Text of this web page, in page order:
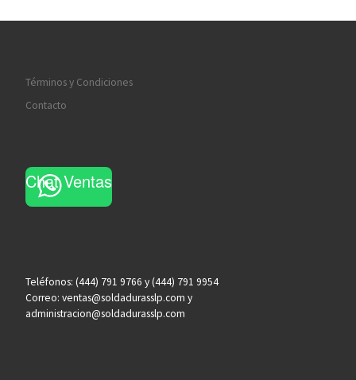
Términos y Condiciones
Contacto
Chat Ventas
Teléfonos: (444) 791 9766 y (444) 791 9954
Correo: ventas@soldadurasslp.com y
administracion@soldadurasslp.com